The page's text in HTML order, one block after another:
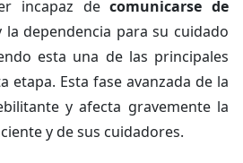
incapaz decomunicarse de
dependencia para su cuidado
esta una de las principales
etapa. Esta fase avanzada de la
y afecta gravemente la
y de sus cuidadores.